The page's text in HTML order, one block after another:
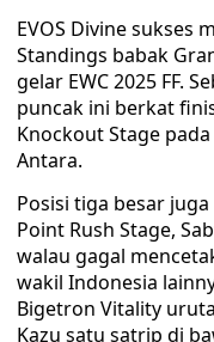
EVOS Divine sukses
Standings babak
gelar EWC 2025 FF.
puncak ini berkat
Knockout Stage
Antara.
Posisi tiga besar
Point Rush Stage,
walau gagal
wakil Indonesia
Bigetron Vitality
Kazu satu satrip di